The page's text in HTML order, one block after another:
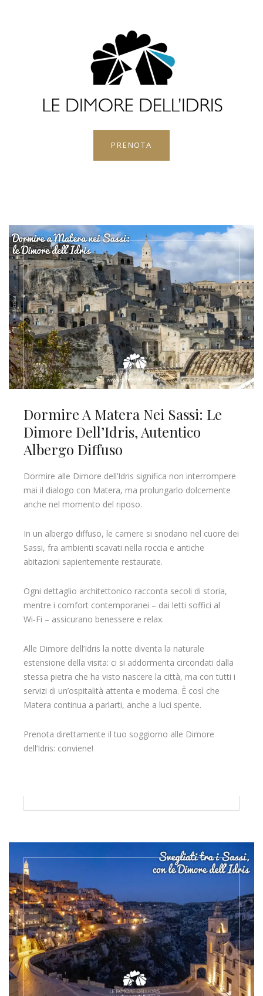
PRENOTA
Dormire A Matera Nei Sassi: Le
Dimore Dell’Idris, Autentico
Albergo Diffuso
Dormire alle Dimore dell’Idris significa non interrompere
mai il dialogo con Matera, ma prolungarlo dolcemente
anche nel momento del riposo.
In un albergo diffuso, le camere si snodano nel cuore dei
Sassi, fra ambienti scavati nella roccia e antiche
abitazioni sapientemente restaurate.
Ogni dettaglio architettonico racconta secoli di storia,
mentre i comfort contemporanei – dai letti soffici al
Wi‑Fi – assicurano benessere e relax.
Alle Dimore dell’Idris la notte diventa la naturale
estensione della visita: ci si addormenta circondati dalla
stessa pietra che ha visto nascere la città, ma con tutti i
servizi di un’ospitalità attenta e moderna. È così che
Matera continua a parlarti, anche a luci spente.
Prenota direttamente il tuo soggiorno alle Dimore
dell’Idris: conviene!